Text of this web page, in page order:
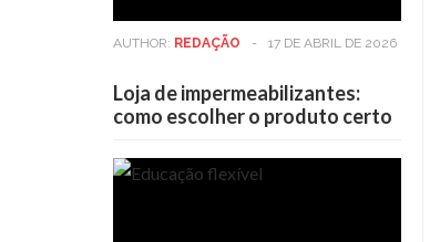
AUTHOR: REDAÇÃO - 17 DE ABRIL DE 2026
Loja de impermeabilizantes:
como escolher o produto certo